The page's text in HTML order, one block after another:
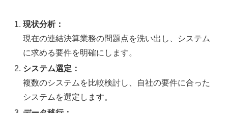
現状分析：
現在の連結決算業務の問題点を洗い出し、システム
に求める要件を明確にします。
システム選定：
複数のシステムを比較検討し、自社の要件に合った
システムを選定します。